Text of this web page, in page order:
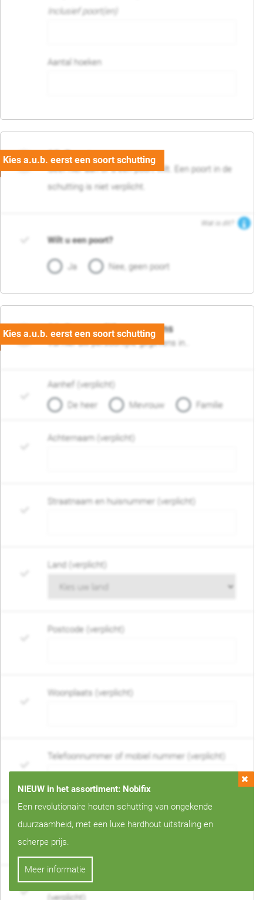
Inclusief poort(en)
Aantal hoeken
05. Poort
Geef hier aan of u een poort wilt. Een poort in de
schutting is niet verplicht.
Wat is dit?
Wilt u een poort?
Ja Nee, geen poort
06. Persoonlijke gegevens
Vul hier uw persoonlijke gegevens in..
Aanhef (verplicht)
De heer
Mevrouw Familie
Achternaam (verplicht)
Straatnaam en huisnummer (verplicht)
Land (verplicht)
Postcode (verplicht)
Woonplaats (verplicht)
Telefoonnummer of mobiel nummer (verplicht)
E-mail adres (verplicht)
Wanneer mag de schutting geplaatst worden?
(verplicht)
NIEUW in het assortiment: Nobifix
Een revolutionaire houten schutting van ongekende
duurzaamheid, met een luxe hardhout uitstraling en
scherpe prijs.
Meer informatie